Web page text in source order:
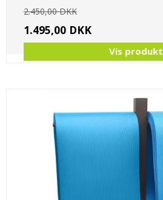
2.450,00 DKK
1.495,00 DKK
Vis produkt